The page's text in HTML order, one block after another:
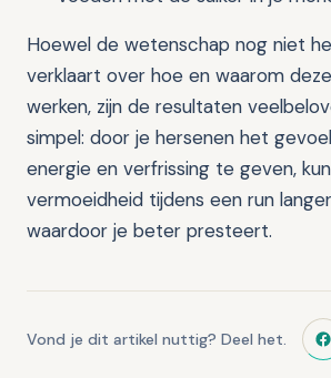
Hoewel de wetenschap nog niet
verklaart over hoe en waarom
werken, zijn de resultaten
simpel: door je hersenen het
energie en verfrissing te geven,
vermoeidheid tijdens een run
waardoor je beter presteert.
Vond je dit artikel nuttig? Deel het.